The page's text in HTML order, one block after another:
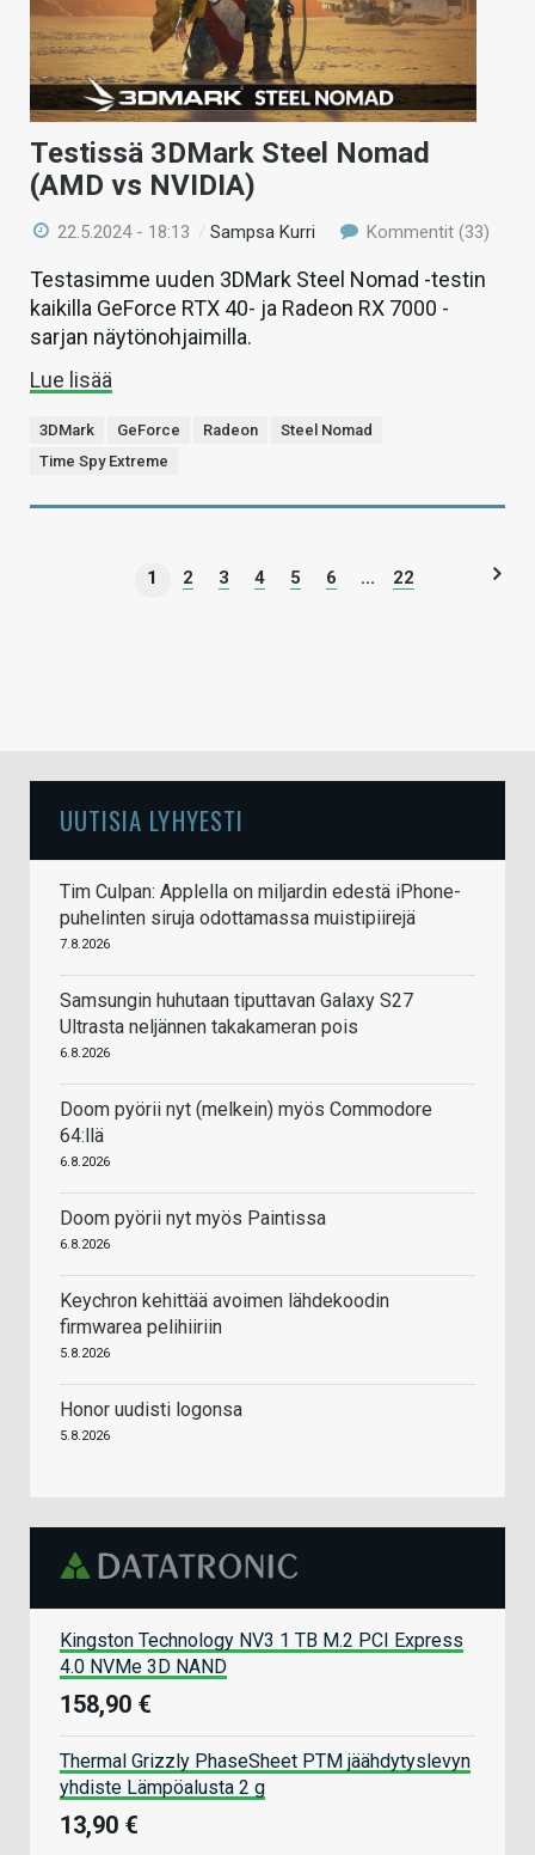
Testissä 3DMark Steel Nomad
(AMD vs NVIDIA)
22.5.2024 - 18:13 /Sampsa Kurri Kommentit (33)
Testasimme uuden 3DMark Steel Nomad -testin
kaikilla GeForce RTX 40- ja Radeon RX 7000 -
sarjan näytönohjaimilla.
Lue lisää
3DMark GeForce Radeon
Steel Nomad
Time Spy Extreme
1 2 3 4 5 6 ... 22
UUTISIA LYHYESTI
Tim Culpan: Applella on miljardin edestä iPhone-
puhelinten siruja odottamassa muistipiirejä
7.8.2026
Samsungin huhutaan tiputtavan Galaxy S27
Ultrasta neljännen takakameran pois
6.8.2026
Doom pyörii nyt (melkein) myös Commodore
64:llä
6.8.2026
Doom pyörii nyt myös Paintissa
6.8.2026
Keychron kehittää avoimen lähdekoodin
firmwarea pelihiiriin
5.8.2026
Honor uudisti logonsa
5.8.2026
Kingston Technology NV3 1 TB M.2 PCI Express
4.0 NVMe 3D NAND
158,90 €
Thermal Grizzly PhaseSheet PTM jäähdytyslevyn
yhdiste Lämpöalusta 2 g
13,90 €